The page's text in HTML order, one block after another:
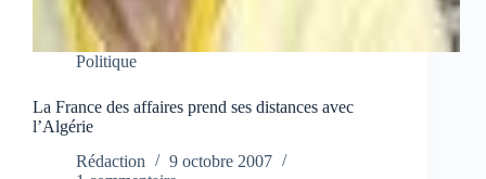
Politique
La France des affaires prend ses distances avec
l’Algérie
Rédaction
9 octobre 2007